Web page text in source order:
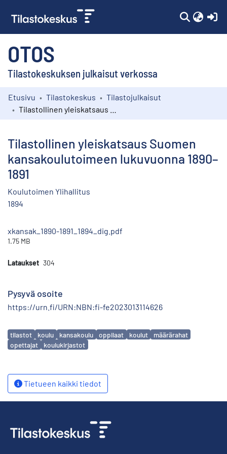
OTOS
Tilastokeskuksen julkaisut verkossa
Kokoelmat
Etusivu Tilastokeskus
Tilastojulkaisut
Tilastollinen yleiskatsaus Suomen
kansakoulutoimeen lukuvuonna 1890–
1891
Koulutoimen Ylihallitus
1894
xkansak_1890-1891_1894_dig.pdf
1.75 MB
Lataukset 304
Pysyvä osoite
https://urn.fi/URN:NBN:fi-fe2023013114626
Avainsanat
tilastot koulu kansakoulu oppilaat koulut
määrärahat
opettajat
koulukirjastot
Tietueen kaikki tiedot